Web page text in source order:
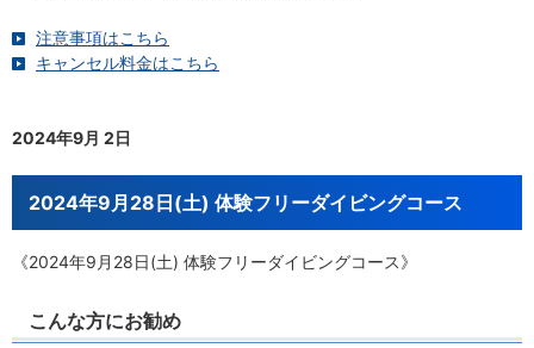
注意事項はこちら
キャンセル料金はこちら
2024年9月 2日
2024年9月28日(土) 体験フリーダイビングコース
《2024年9月28日(土) 体験フリーダイビングコース》
こんな方にお勧め